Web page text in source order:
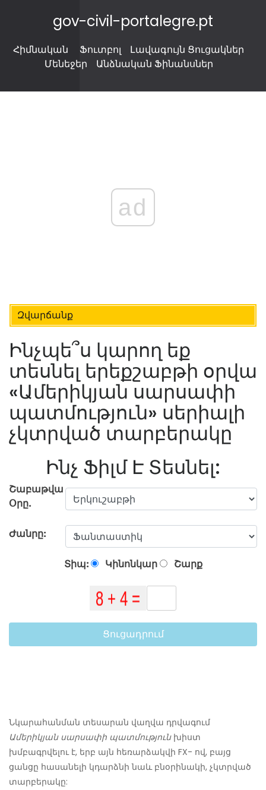
gov-civil-portalegre.pt
Հիմնական Ֆուտբոլ
Լավագույն Ցուցակներ
Մենեջեր
Անձնական Ֆինանսներ
ad
Զվարճանք
Ինչպե՞ս կարող եք
տեսնել երեքշաբթի օրվա
«Ամերիկյան սարսափի
պատմություն» սերիալի
չկտրված տարբերակը
Ինչ Ֆիլմ Է Տեսնել:
Շաբաթվա
Օրը.
Ժանրը:
Տիպ: Կինոնկար Շարք
Ցուցադրում
Նկարահանման տեսարան վաղվա դրվագում
Ամերիկյան սարսափի պատմությունխիստ
խմբագրվելու է, երբ այն հեռարձակվի FX- ով, բայց
ցանցը հասանելի կդարձնի նաև բնօրինակի, չկտրված
տարբերակը: